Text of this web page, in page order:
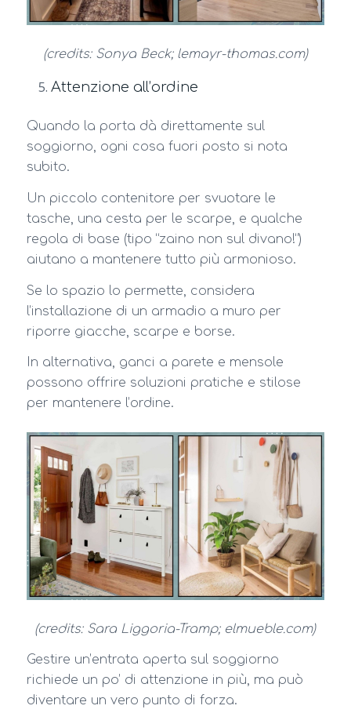
(credits: Sonya Beck; lemayr-thomas.com)
Attenzione all’ordine
Quando la porta dà direttamente sul
soggiorno, ogni cosa fuori posto si nota
subito.
Un piccolo contenitore per svuotare le
tasche, una cesta per le scarpe, e qualche
regola di base (tipo “zaino non sul divano!”)
aiutano a mantenere tutto più armonioso.
Se lo spazio lo permette, considera
l’installazione di un armadio a muro per
riporre giacche, scarpe e borse.
In alternativa, ganci a parete e mensole
possono offrire soluzioni pratiche e stilose
per mantenere l’ordine.
(credits: Sara Liggoria-Tramp; elmueble.com)
Gestire un’entrata aperta sul soggiorno
richiede un po’ di attenzione in più, ma può
diventare un vero punto di forza.